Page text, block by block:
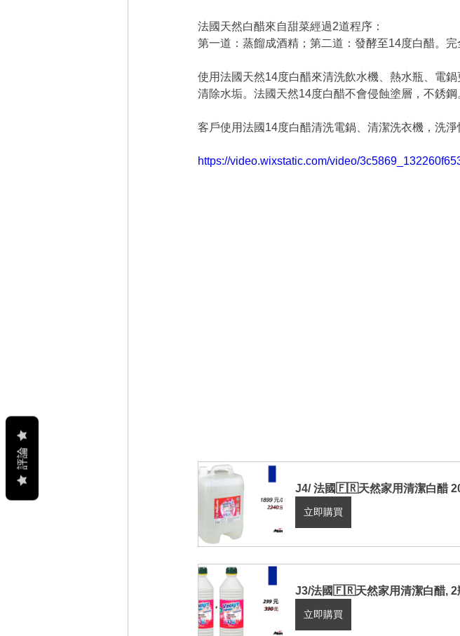
法國天然白醋來自甜菜經過2道程序：
第一道：蒸餾成酒精；第二道：發酵至14度白醋。
使用法國天然14度白醋來清洗飲水機、熱水瓶、電
清除水垢。法國天然14度白醋不會侵蝕塗層，不銹鋼
客戶使用法國14度白醋清洗電鍋、清潔洗衣機，洗淨
https://video.wixstatic.com/video/
J4/ 法國🇫🇷天然家用清潔白醋
立即購買
J3/法國🇫🇷天然家用清潔白醋, 2
立即購買
評論